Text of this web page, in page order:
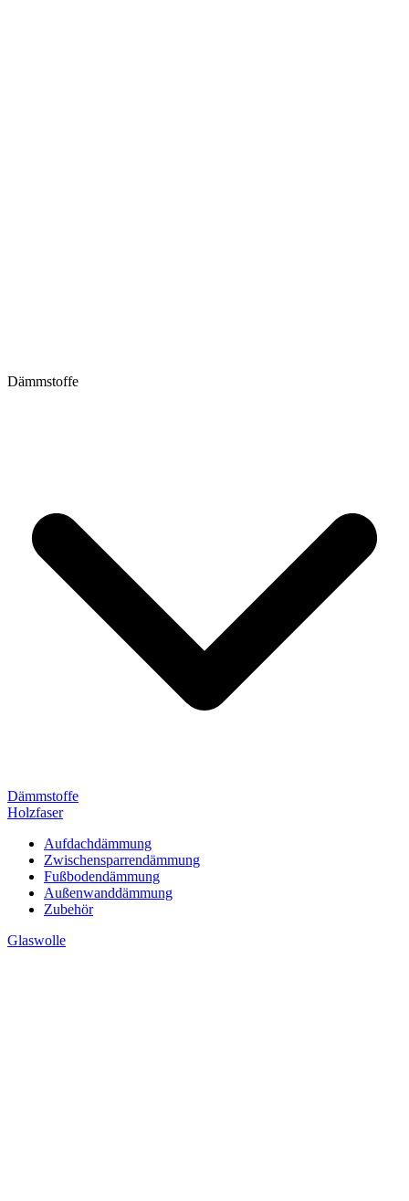
Dämmstoffe
Dämmstoffe
Holzfaser
Aufdachdämmung
Zwischensparrendämmung
Fußbodendämmung
Außenwanddämmung
Zubehör
Glaswolle